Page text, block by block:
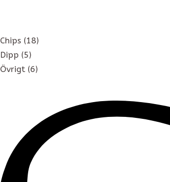
Chips (18)
Dipp (5)
Övrigt (6)